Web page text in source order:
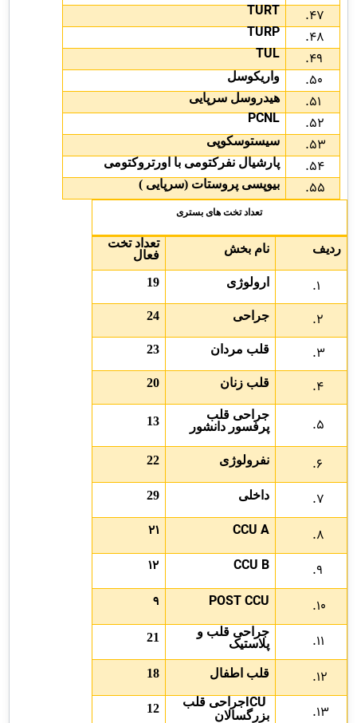
TURT
TURP
TUL
واریکوسل
هیدروسل سرپایی
PCNL
سیستوسکوپی
پارشیال نفرکتومی با اورتروکتومی
بیوپسی پروستات (سرپایی )
تعداد تخت های بستری
ردیف نام بخش
تعداد تخت
فعال
ارولوژی
19
جراحی 24
قلب مردان 23
قلب زنان 20
جراحی قلب
پرفسور دانشور
13
نفرولوژی 22
داخلی 29
CCU A
21
CCU B
12
POST CCU
9
جراحی قلب و
پلاستیک
21
قلب اطفال 18
ICUجراحی قلب
بزرگسالان
12